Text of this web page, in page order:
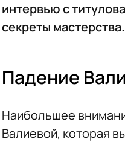
интервью с
секреты мастерства.
Падение
Наибольшее
Валиевой, которая